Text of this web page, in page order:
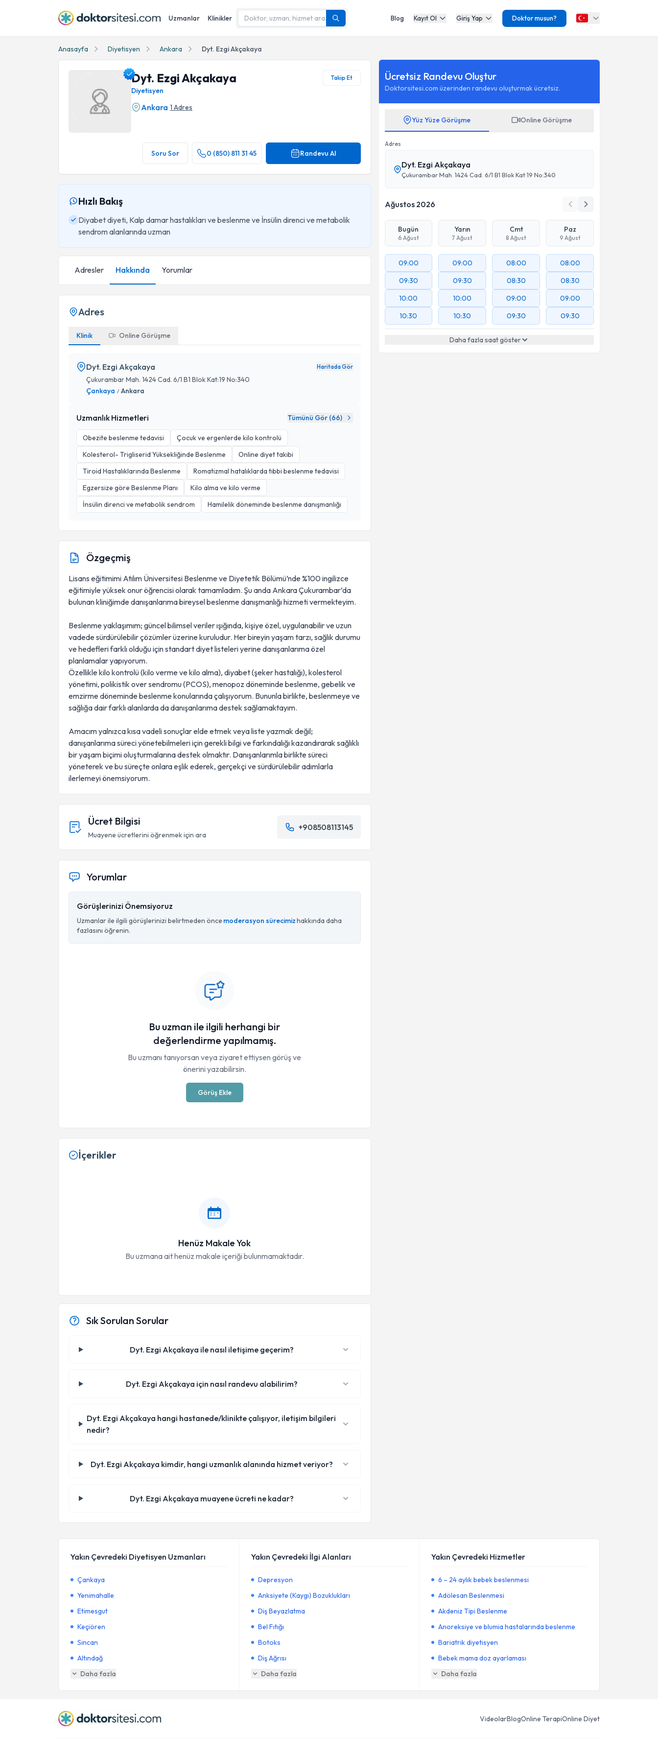
Uzmanlar Klinikler Blog Kayıt Ol Giriş Yap Doktor musun?
Anasayfa Diyetisyen Ankara Dyt. Ezgi Akçakaya
Dyt. Ezgi Akçakaya Takip Et
Diyetisyen
Ankara 1 Adres
Soru Sor 0 (850) 811 31 45 Randevu Al
Hızlı Bakış
Diyabet diyeti, Kalp damar hastalıkları ve beslenme ve İnsülin direnci ve metabolik
sendrom alanlarında uzman
Adresler Hakkında Yorumlar
Adres
Klinik Online Görüşme
Dyt. Ezgi Akçakaya Haritada Gör
Çukurambar Mah. 1424 Cad. 6/1 B1 Blok Kat:19 No:340
Çankaya / Ankara
Uzmanlık Hizmetleri Tümünü Gör (66)
Obezite beslenme tedavisi
Çocuk ve ergenlerde kilo kontrolü
Kolesterol- Trigliserid Yüksekliğinde Beslenme
Online diyet takibi
Tiroid Hastalıklarında Beslenme
Romatizmal hatalıklarda tıbbi beslenme tedavisi
Egzersize göre Beslenme Planı
Kilo alma ve kilo verme
İnsülin direnci ve metabolik sendrom
Hamilelik döneminde beslenme danışmanlığı
Özgeçmiş
Lisans eğitimimi Atılım Üniversitesi Beslenme ve Diyetetik Bölümü’nde %100 ingilizce
eğitimiyle yüksek onur öğrencisi olarak tamamladım. Şu anda Ankara Çukurambar’da
bulunan kliniğimde danışanlarıma bireysel beslenme danışmanlığı hizmeti vermekteyim.
Beslenme yaklaşımım; güncel bilimsel veriler ışığında, kişiye özel, uygulanabilir ve uzun
vadede sürdürülebilir çözümler üzerine kuruludur. Her bireyin yaşam tarzı, sağlık durumu
ve hedefleri farklı olduğu için standart diyet listeleri yerine danışanlarıma özel
planlamalar yapıyorum.
Özellikle kilo kontrolü (kilo verme ve kilo alma), diyabet (şeker hastalığı), kolesterol
yönetimi, polikistik over sendromu (PCOS), menopoz döneminde beslenme, gebelik ve
emzirme döneminde beslenme konularında çalışıyorum. Bununla birlikte, beslenmeye ve
sağlığa dair farklı alanlarda da danışanlarıma destek sağlamaktayım.
Amacım yalnızca kısa vadeli sonuçlar elde etmek veya liste yazmak değil;
danışanlarıma süreci yönetebilmeleri için gerekli bilgi ve farkındalığı kazandırarak sağlıklı
bir yaşam biçimi oluşturmalarına destek olmaktır. Danışanlarımla birlikte süreci
yöneterek ve bu süreçte onlara eşlik ederek, gerçekçi ve sürdürülebilir adımlarla
ilerlemeyi önemsiyorum.
Ücret Bilgisi
Muayene ücretlerini öğrenmek için ara
+908508113145
Yorumlar
Görüşlerinizi Önemsiyoruz
Uzmanlar ile ilgili görüşlerinizi belirtmeden önce moderasyon sürecimizhakkında daha
fazlasını öğrenin.
Bu uzman ile ilgili herhangi bir
değerlendirme yapılmamış.
Bu uzmanı tanıyorsan veya ziyaret ettiysen görüş ve
önerini yazabilirsin.
Görüş Ekle
İçerikler
Henüz Makale Yok
Bu uzmana ait henüz makale içeriği bulunmamaktadır.
Sık Sorulan Sorular
Dyt. Ezgi Akçakaya ile nasıl iletişime geçerim?
Dyt. Ezgi Akçakaya için nasıl randevu alabilirim?
Dyt. Ezgi Akçakaya hangi hastanede/klinikte çalışıyor, iletişim bilgileri
nedir?
Dyt. Ezgi Akçakaya kimdir, hangi uzmanlık alanında hizmet veriyor?
Dyt. Ezgi Akçakaya muayene ücreti ne kadar?
Ücretsiz Randevu Oluştur
Doktorsitesi.com üzerinden randevu oluşturmak ücretsiz.
Yüz Yüze Görüşme Online Görüşme
Adres
Dyt. Ezgi Akçakaya
Çukurambar Mah. 1424 Cad. 6/1 B1 Blok Kat:19 No:340
Ağustos 2026
Bugün
6 Ağust
Yarın
7 Ağust
Cmt
8 Ağust
Paz
9 Ağust
09:00
09:30
10:00
10:30
09:00
09:30
10:00
10:30
08:00
08:30
09:00
09:30
08:00
08:30
09:00
09:30
Daha fazla saat göster
Yakın Çevredeki Diyetisyen Uzmanları
Çankaya
Yenimahalle
Etimesgut
Keçiören
Sincan
Altındağ
Daha fazla
Yakın Çevredeki İlgi Alanları
Depresyon
Anksiyete (Kaygı) Bozuklukları
Diş Beyazlatma
Bel Fıtığı
Botoks
Diş Ağrısı
Daha fazla
Yakın Çevredeki Hizmetler
6 – 24 aylık bebek beslenmesi
Adölesan Beslenmesi
Akdeniz Tipi Beslenme
Anoreksiye ve blumia hastalarında beslenme
Bariatrik diyetisyen
Bebek mama doz ayarlaması
Daha fazla
VideolarBlogOnline TerapiOnline Diyet